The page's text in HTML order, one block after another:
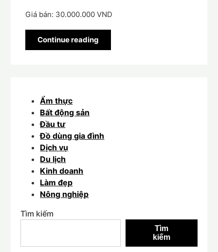
Giá bán: 30.000.000 VND
Continue reading
Ẩm thực
Bất động sản
Đầu tư
Đồ dùng gia đình
Dịch vụ
Du lịch
Kinh doanh
Làm đẹp
Nông nghiệp
Tìm kiếm
Tìm
kiếm